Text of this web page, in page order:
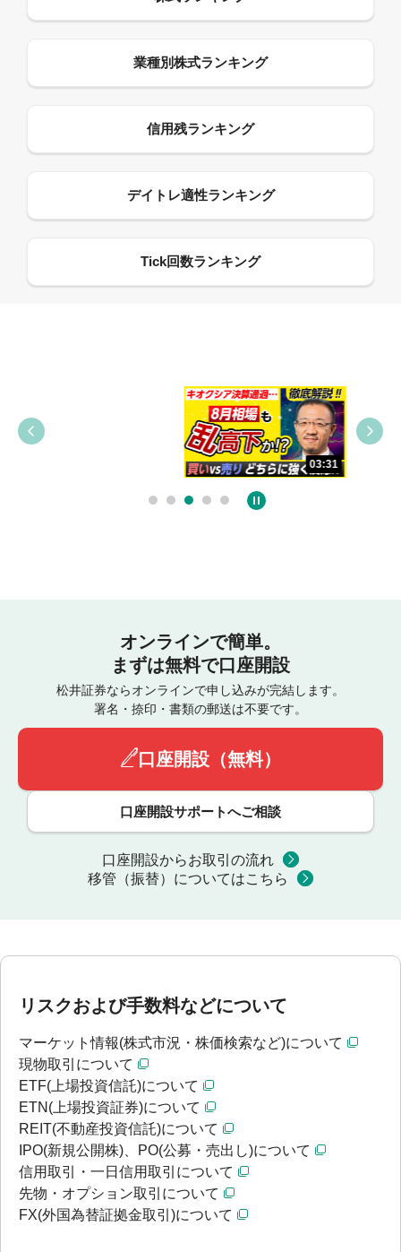
03:31
オンラインで簡単。
まずは無料で口座開設
松井証券ならオンラインで申し込みが完結します。
署名・捺印・書類の郵送は不要です。
口座開設（無料）
口座開設サポートへご相談
口座開設からお取引の流れ
移管（振替）についてはこちら
リスクおよび手数料などについて
マーケット情報(株式市況・株価検索など)について
現物取引について
ETF(上場投資信託)について
ETN(上場投資証券)について
REIT(不動産投資信託)について
IPO(新規公開株)、PO(公募・売出し)について
信用取引・一日信用取引について
先物・オプション取引について
FX(外国為替証拠金取引)について